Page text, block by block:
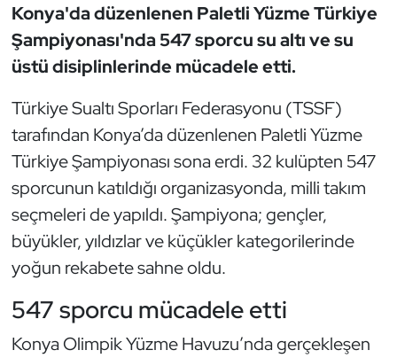
Konya'da düzenlenen Paletli Yüzme Türkiye
Şampiyonası'nda 547 sporcu su altı ve su
üstü disiplinlerinde mücadele etti.
Türkiye Sualtı Sporları Federasyonu (TSSF)
tarafından Konya’da düzenlenen Paletli Yüzme
Türkiye Şampiyonası sona erdi. 32 kulüpten 547
sporcunun katıldığı organizasyonda, milli takım
seçmeleri de yapıldı. Şampiyona; gençler,
büyükler, yıldızlar ve küçükler kategorilerinde
yoğun rekabete sahne oldu.
547 sporcu mücadele etti
Konya Olimpik Yüzme Havuzu’nda gerçekleşen
Eskrim
Futbol
Futsal
Genel
Golf
Güreş
Hava Sporları